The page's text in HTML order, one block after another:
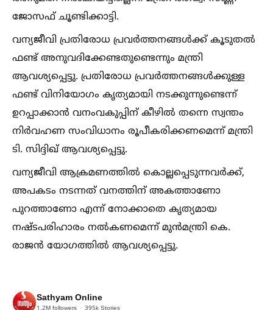
ജോസഫ് ചൂണ്ടിക്കാട്ടി.
വന്യജീവി പ്രതിരോധ പ്രവർത്തനങ്ങള്‍ക്ക് കൂടുതല്‍
ഫണ്ട് അനുവദിക്കേണ്ടതുണ്ടെന്നും മന്ത്രി
ആവശ്യപ്പെട്ടു. പ്രതിരോധ പ്രവർത്തനങ്ങള്‍ക്കുള്ള
ഫണ്ട് വിനിയോഗം കൃത്യമായി നടക്കുന്നുണ്ടെന്ന്
ഉറപ്പാക്കാൻ വനംവകുപ്പിന് കീഴില്‍ തന്നെ സ്വന്തം
നിർവഹണ സംവിധാനം രൂപീകരിക്കണമെന്ന് മന്ത്രി
ടി. സിദ്ദിഖ് ആവശ്യപ്പെട്ടു.
വന്യജീവി ആക്രമണത്തില്‍ കൊല്ലപ്പെടുന്നവർക്ക്,
അപകടം നടന്നത് വനത്തിന് അകത്താണോ
പുറത്താണോ എന്ന് നോക്കാതെ കൃത്യമായ
നഷ്ടപരിഹാരം നല്‍കണമെന്ന് മുൻമന്ത്രി കെ.
രാജൻ യോഗത്തില്‍ ആവശ്യപ്പെട്ടു.
Sathyam Online
1.2M followers 395k Stories